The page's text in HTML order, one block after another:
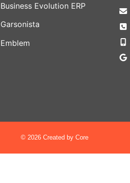
Business Evolution ERP
Garsonista
Emblem
© 2026 Created by Core